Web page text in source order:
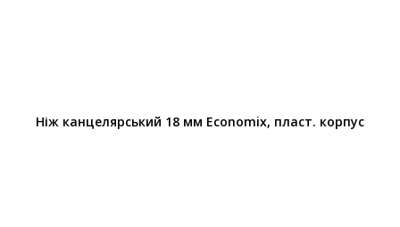
Ніж канцелярський 18 мм Economix, пласт. корпус